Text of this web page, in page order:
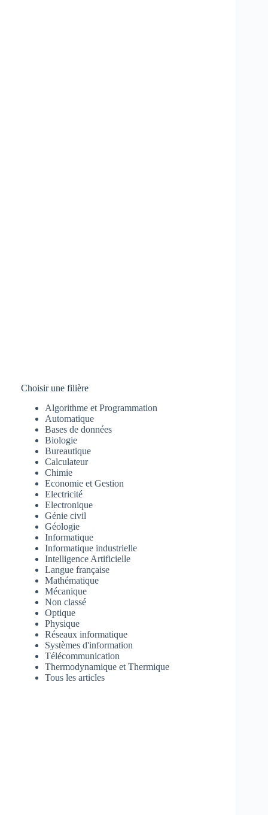
Choisir une filière
Algorithme et Programmation
Automatique
Bases de données
Biologie
Bureautique
Calculateur
Chimie
Economie et Gestion
Electricité
Electronique
Génie civil
Géologie
Informatique
Informatique industrielle
Intelligence Artificielle
Langue française
Mathématique
Mécanique
Non classé
Optique
Physique
Réseaux informatique
Systèmes d'information
Télécommunication
Thermodynamique et Thermique
Tous les articles